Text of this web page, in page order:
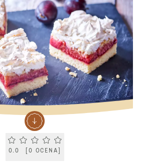
Current rating 0.0. Click to rate.
0.0 0 OCENA